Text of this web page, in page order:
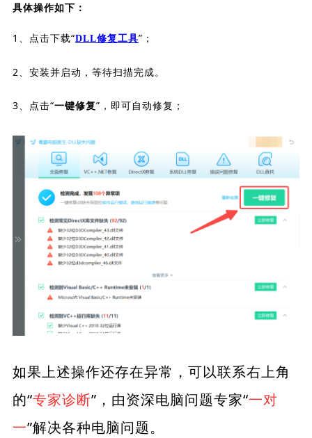
具体操作如下：
1、点击下载“DLL修复工具”；
2、安装并启动，等待扫描完成。
3、点击“一键修复”，即可自动修复；
如果上述操作还存在异常，可以联系右上角
的“专家诊断”，由资深电脑问题专家“一对
一”解决各种电脑问题。